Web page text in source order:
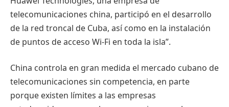
telecomunicaciones china, participó en el desarrollo
de la red troncal de Cuba, así como en la instalación
de puntos de acceso Wi-Fi en toda la isla”.
China controla en gran medida el mercado cubano de
telecomunicaciones sin competencia, en parte
porque existen límites a las empresas